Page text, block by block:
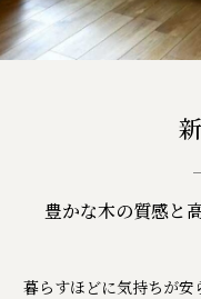
豊かな木の質感と
暮らすほどに気持ちが安